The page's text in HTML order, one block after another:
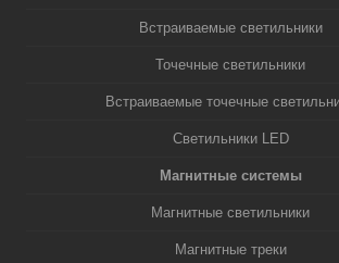
Встраиваемые светильники
Точечные светильники
Встраиваемые точечные
Светильники LED
Магнитные системы
Магнитные светильники
Магнитные треки